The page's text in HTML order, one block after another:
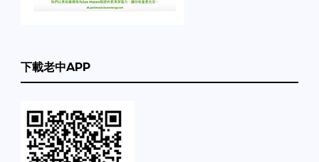
下載老中APP